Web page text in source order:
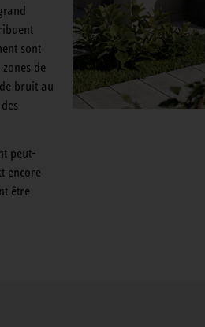
sont
de
bruit au
peut-
encore
être